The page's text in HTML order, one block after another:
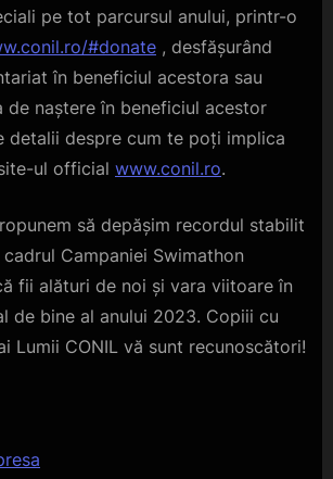
pe tot parcursul anului, printr-o
#donate , desfășurând
în beneficiul acestora sau
de naștere în beneficiul acestor
detalii despre cum te poți implica
ul official www.conil.ro.
să depășim recordul stabilit
Campaniei Swimathon
fii alături de noi și vara viitoare în
de bine al anului 2023. Copiii cu
Lumii CONIL vă sunt recunoscători!